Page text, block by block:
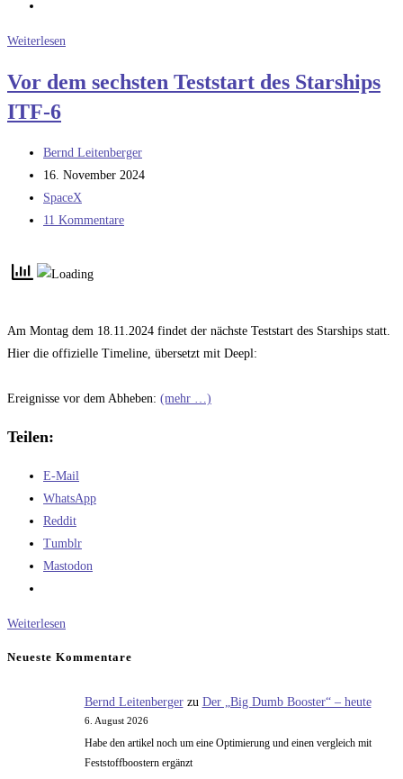
Weiterlesen
Teststart
ITF-
6
Vor dem sechsten Teststart des Starships
ITF-6
Beitrags-
Autor:
Bernd Leitenberger
Beitrag
veröffentlicht:
16. November 2024
Beitrags-
Kategorie:
SpaceX
Beitrags-
11 Kommentare
Am Montag dem 18.11.2024 findet der nächste Teststart des Starships statt.
Hier die offizielle Timeline, übersetzt mit Deepl:
Ereignisse vor dem Abheben: (mehr …)
Teilen:
E-Mail
WhatsApp
Reddit
Tumblr
Mastodon
Weiterlesen
Starships
ITF-
Neueste Kommentare
Bernd Leitenbergerzu Der „Big Dumb Booster“ – heute
6. August 2026
Habe den artikel noch um eine Optimierung und einen vergleich mit
Feststoffboostern ergänzt